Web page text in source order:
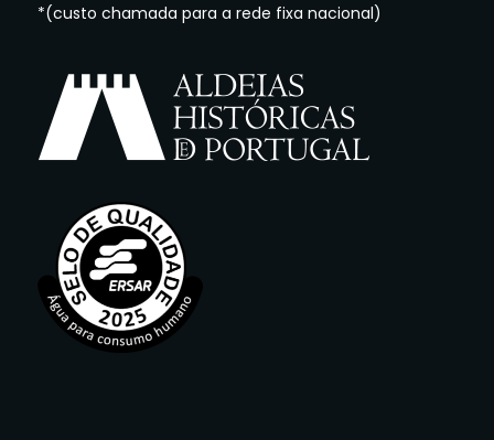
*(custo chamada para a rede fixa nacional)